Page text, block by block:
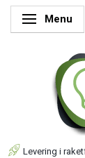
SkifteMenu
Levering i